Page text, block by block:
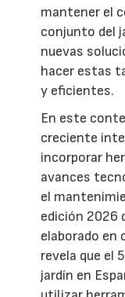
mantener el
conjunto del
nuevas
hacer estas
y eficientes.
En este
creciente
incorporar
avances
el
edición 2026
elaborado
revela que el
jardín en